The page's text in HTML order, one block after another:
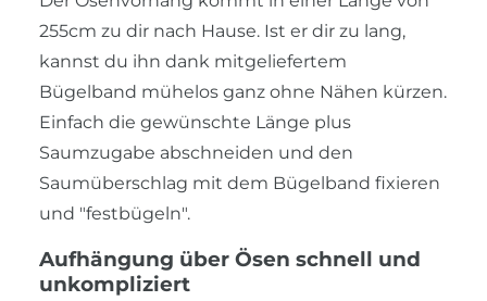
255cm zu dir nach Hause. Ist er dir zu lang,
kannst du ihn dank mitgeliefertem
Bügelband mühelos ganz ohne Nähen kürzen.
Einfach die gewünschte Länge plus
Saumzugabe abschneiden und den
Saumüberschlag mit dem Bügelband fixieren
und "festbügeln".
Aufhängung über Ösen schnell und
unkompliziert